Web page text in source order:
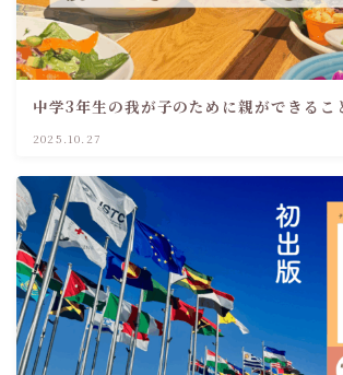
中学3年生の我が子のために親ができるこ
2025.10.27